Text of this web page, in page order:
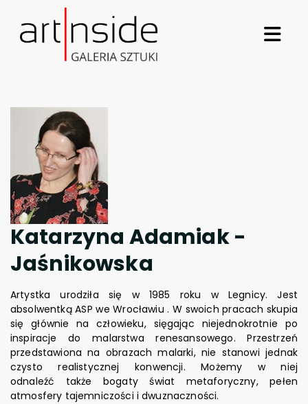
Katarzyna Adamiak -
Jaśnikowska
Artystka urodziła się w 1985 roku w Legnicy. Jest
absolwentką ASP we Wrocławiu . W swoich pracach skupia
się głównie na człowieku, sięgając niejednokrotnie po
inspiracje do malarstwa renesansowego. Przestrzeń
przedstawiona na obrazach malarki, nie stanowi jednak
czysto realistycznej konwencji. Możemy w niej
odnaleźć także bogaty świat metaforyczny, pełen
atmosfery tajemniczości i dwuznaczności.